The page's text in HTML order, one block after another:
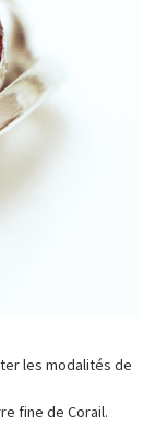
lesmodalités de
fine de Corail.